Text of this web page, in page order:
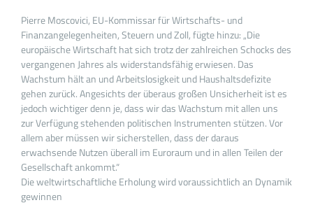
Pierre Moscovici, EU-Kommissar für Wirtschafts- und
Finanzangelegenheiten, Steuern und Zoll, fügte hinzu: „Die
europäische Wirtschaft hat sich trotz der zahlreichen Schocks des
vergangenen Jahres als widerstandsfähig erwiesen. Das
Wachstum hält an und Arbeitslosigkeit und Haushaltsdefizite
gehen zurück. Angesichts der überaus großen Unsicherheit ist es
jedoch wichtiger denn je, dass wir das Wachstum mit allen uns
zur Verfügung stehenden politischen Instrumenten stützen. Vor
allem aber müssen wir sicherstellen, dass der daraus
erwachsende Nutzen überall im Euroraum und in allen Teilen der
Gesellschaft ankommt.“
Die weltwirtschaftliche Erholung wird voraussichtlich an Dynamik
gewinnen